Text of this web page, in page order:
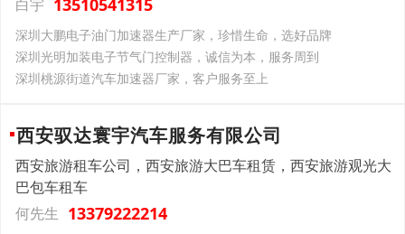
白宇 13510541315
深圳大鹏电子油门加速器生产厂家，珍惜生命，选好品牌
深圳光明加装电子节气门控制器，诚信为本，服务周到
深圳桃源街道汽车加速器厂家，客户服务至上
西安驭达寰宇汽车服务有限公司
西安旅游租车公司，西安旅游大巴车租赁，西安旅游观光大
巴包车租车
何先生 13379222214